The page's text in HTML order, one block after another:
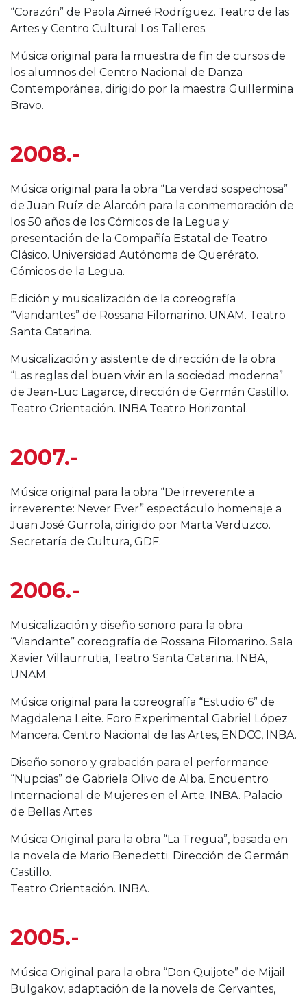
“Corazón” de Paola Aimeé Rodríguez. Teatro de las
Artes y Centro Cultural Los Talleres.
Música original para la muestra de fin de cursos de
los alumnos del Centro Nacional de Danza
Contemporánea, dirigido por la maestra Guillermina
Bravo.
2008.-
Música original para la obra “La verdad sospechosa”
de Juan Ruíz de Alarcón para la conmemoración de
los 50 años de los Cómicos de la Legua y
presentación de la Compañía Estatal de Teatro
Clásico. Universidad Autónoma de Querérato.
Cómicos de la Legua.
Edición y musicalización de la coreografía
“Viandantes” de Rossana Filomarino. UNAM. Teatro
Santa Catarina.
Musicalización y asistente de dirección de la obra
“Las reglas del buen vivir en la sociedad moderna”
de Jean-Luc Lagarce, dirección de Germán Castillo.
Teatro Orientación. INBA Teatro Horizontal.
2007.-
Música original para la obra “De irreverente a
irreverente: Never Ever” espectáculo homenaje a
Juan José Gurrola, dirigido por Marta Verduzco.
Secretaría de Cultura, GDF.
2006.-
Musicalización y diseño sonoro para la obra
“Viandante” coreografía de Rossana Filomarino. Sala
Xavier Villaurrutia, Teatro Santa Catarina. INBA,
UNAM.
Música original para la coreografía “Estudio 6” de
Magdalena Leite. Foro Experimental Gabriel López
Mancera. Centro Nacional de las Artes, ENDCC, INBA.
Diseño sonoro y grabación para el performance
“Nupcias” de Gabriela Olivo de Alba. Encuentro
Internacional de Mujeres en el Arte. INBA. Palacio
de Bellas Artes
Música Original para la obra “La Tregua”, basada en
la novela de Mario Benedetti. Dirección de Germán
Castillo.
Teatro Orientación. INBA.
2005.-
Música Original para la obra “Don Quijote” de Mijail
Bulgakov, adaptación de la novela de Cervantes,